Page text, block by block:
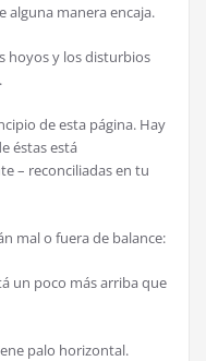
alguna manera encaja.
hoyos y los disturbios
de esta página. Hay
éstas está
– reconciliadas en tu
n mal o fuera de balance:
á un poco más arriba que
palo horizontal.